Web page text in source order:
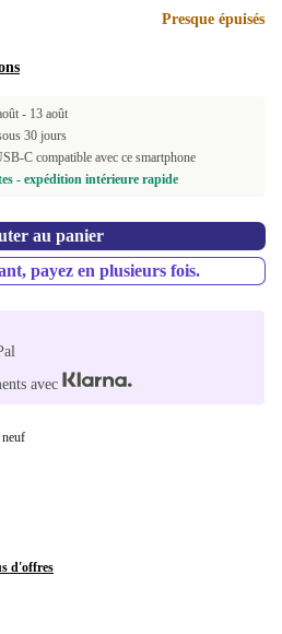
+4,10 €
Presque épuisés
- 13 août
30 jours
C compatible avec ce smartphone
- expédition intérieure rapide
au panier
payez en plusieurs fois.
avec
neuf
d'offres